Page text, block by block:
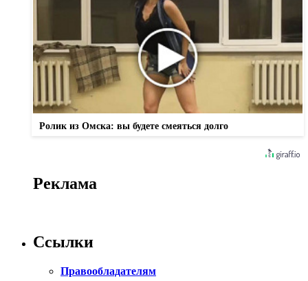
Ролик из Омска: вы будете смеяться долго
Реклама
Ссылки
Правообладателям